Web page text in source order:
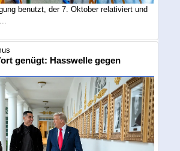
benutzt, der 7. Oktober relativiert und
genügt: Hasswelle gegen